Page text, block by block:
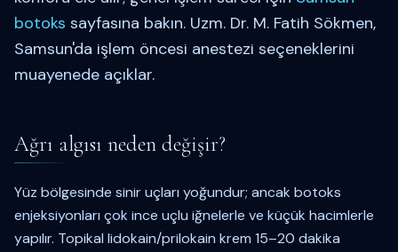
botoks sayfasına bakın. Uzm. Dr. M. Fatih Sökmen,
Samsun'da işlem öncesi anestezi seçeneklerini
muayenede açıklar.
Ağrı algısı neden değişir?
Yüz bölgesinde sinir uçları yoğundur; ancak botoks
enjeksiyonları çok ince uçlu iğnelerle ve küçük hacimlerle
yapılır. Topikal lidokain/prilokain krem 15–20 dakika